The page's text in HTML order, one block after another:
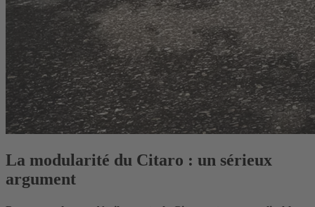
La modularité du Citaro : un sérieux
argument